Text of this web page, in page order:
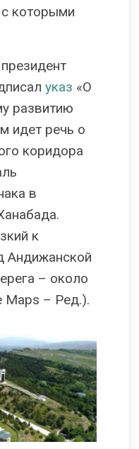
которыми
указ «О
развитию
идет речь о
коридора
в
к
Андижанской
– около
Maps – Ред.).